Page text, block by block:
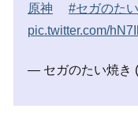
原神
#セガのた
pic.twitter.com/
— セガのたい焼き